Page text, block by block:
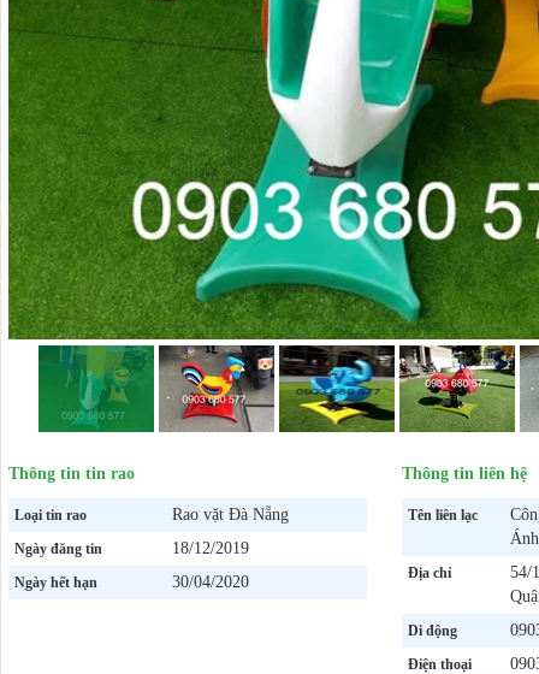
Thông tin tin rao
Loại tin rao Rao vặt Đà Nẵng
Ngày đăng tin 18/12/2019
Ngày hết hạn 30/04/2020
Thông tin liên hệ
Tên liên lạc
Địa chỉ
54/
Di động
Điện thoại